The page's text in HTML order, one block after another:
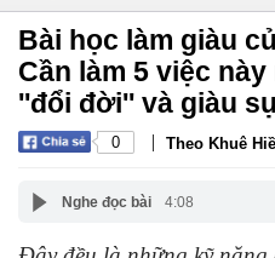
Bài học làm giàu
Cần làm 5 việc
''đổi đời'' và giàu
0 | Theo Khuê
Nghe đọc bài 4:08